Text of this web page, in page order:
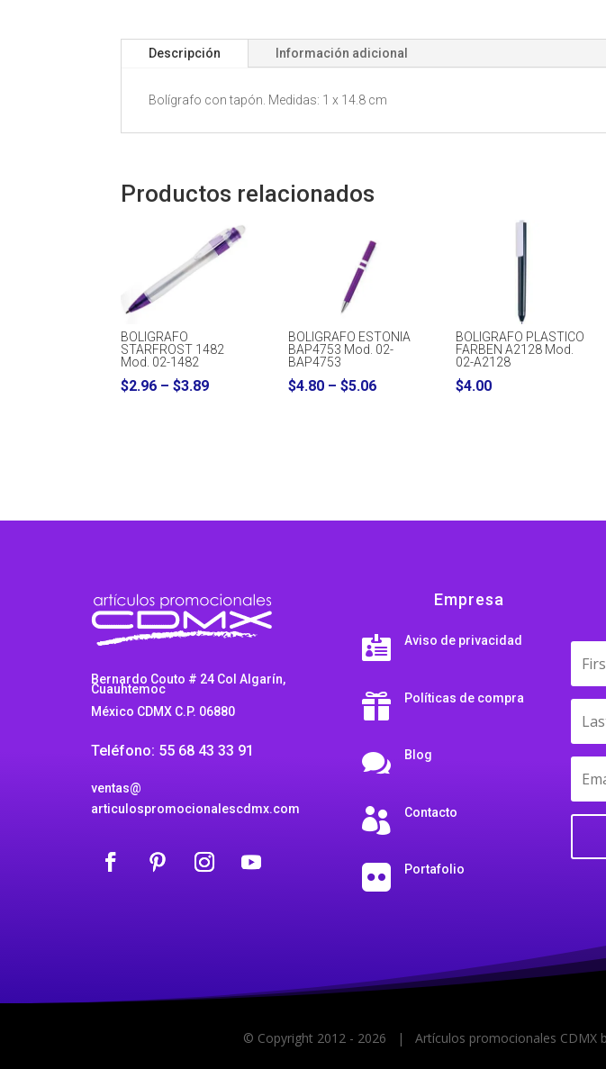
Descripción Información adicional
Bolígrafo con tapón. Medidas: 1 x 14.8 cm
Productos relacionados
BOLIGRAFO
STARFROST 1482
Mod. 02-1482
$2.96 – $3.89Price
BOLIGRAFO ESTONIA
BAP4753 Mod. 02-
BAP4753
$4.80 – $5.06Price
BOLIGRAFO PLASTICO
FARBEN A2128 Mod.
02-A2128
$4.00
Bernardo Couto # 24 Col Algarín,
Cuauhtemoc
México CDMX C.P. 06880
Teléfono: 55 68 43 33 91
ventas@
articulospromocionalescdmx.com
Empresa
 Aviso de privacidad
 Políticas de compra
 Blog
 Contacto
 Portafolio
© Copyright 2012 - 2026 | Artículos promocionales CDMX